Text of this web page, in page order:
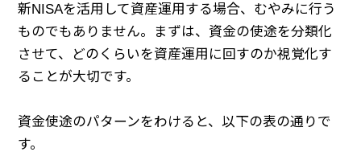
新NISAを活用して資産運用する場合、むやみに行う
ものでもありません。まずは、資金の使途を分類化
させて、どのくらいを資産運用に回すのか視覚化す
ることが大切です。
資金使途のパターンをわけると、以下の表の通りで
す。